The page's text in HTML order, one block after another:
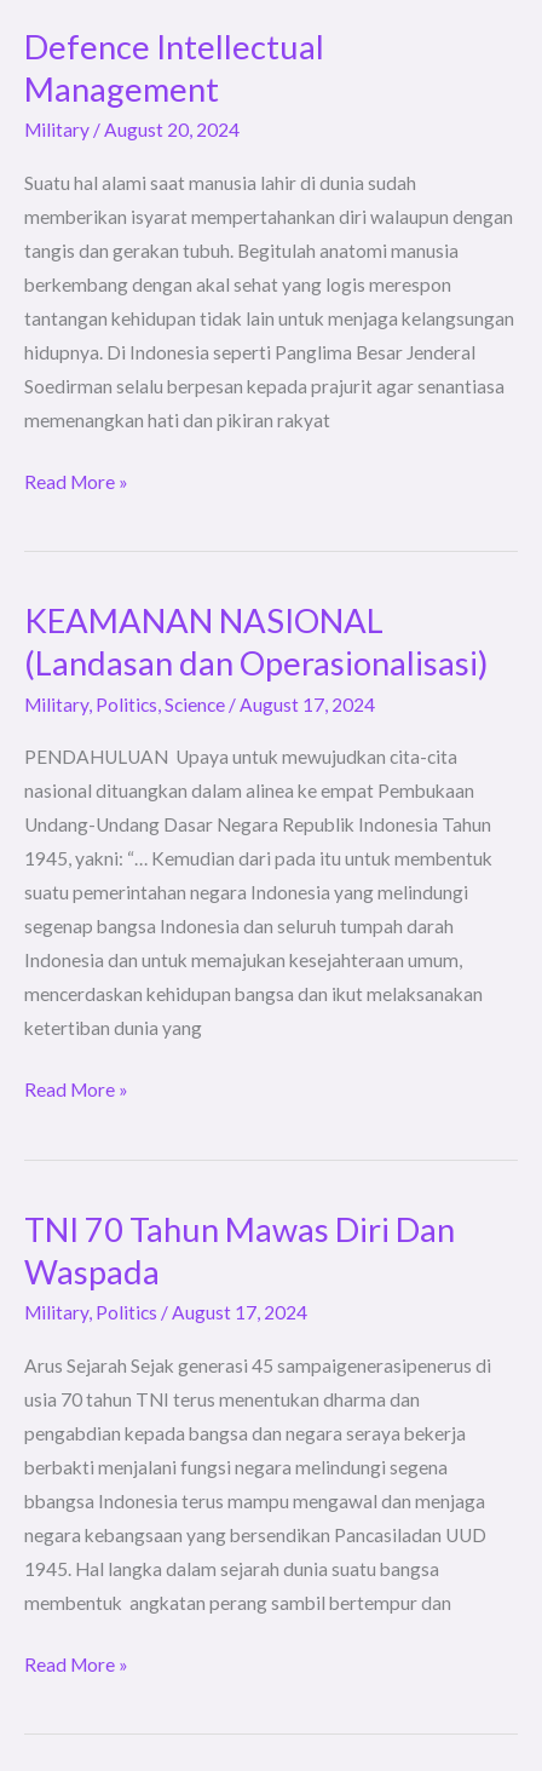
Defence Intellectual
Management
Military /August 20, 2024
Suatu hal alami saat manusia lahir di dunia sudah
memberikan isyarat mempertahankan diri walaupun dengan
tangis dan gerakan tubuh. Begitulah anatomi manusia
berkembang dengan akal sehat yang logis merespon
tantangan kehidupan tidak lain untuk menjaga kelangsungan
hidupnya. Di Indonesia seperti Panglima Besar Jenderal
Soedirman selalu berpesan kepada prajurit agar senantiasa
memenangkan hati dan pikiran rakyat
Defence
Intellectual
Management
Read More »
KEAMANAN NASIONAL
(Landasan dan Operasionalisasi)
Military, Politics Science / August 17, 2024
PENDAHULUAN Upaya untuk mewujudkan cita-cita
nasional dituangkan dalam alinea ke empat Pembukaan
Undang-Undang Dasar Negara Republik Indonesia Tahun
1945, yakni: “… Kemudian dari pada itu untuk membentuk
suatu pemerintahan negara Indonesia yang melindungi
segenap bangsa Indonesia dan seluruh tumpah darah
Indonesia dan untuk memajukan kesejahteraan umum,
mencerdaskan kehidupan bangsa dan ikut melaksanakan
ketertiban dunia yang
KEAMANAN
NASIONAL
(Landasan
dan
Operasionalisasi)
Read More »
TNI 70 Tahun Mawas Diri Dan
Waspada
Military, Politics /August 17, 2024
Arus Sejarah Sejak generasi 45 sampaigenerasipenerus di
usia 70 tahun TNI terus menentukan dharma dan
pengabdian kepada bangsa dan negara seraya bekerja
berbakti menjalani fungsi negara melindungi segena
bbangsa Indonesia terus mampu mengawal dan menjaga
negara kebangsaan yang bersendikan Pancasiladan UUD
1945. Hal langka dalam sejarah dunia suatu bangsa
membentuk angkatan perang sambil bertempur dan
TNI
70
Tahun
Mawas
Diri
Dan
Waspada
Read More »